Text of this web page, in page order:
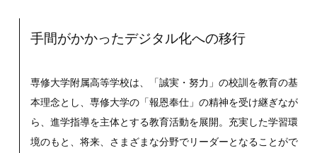
手間がかかったデジタル化への移行
専修大学附属高等学校は、「誠実・努力」の校訓を教育の基
本理念とし、専修大学の「報恩奉仕」の精神を受け継ぎなが
ら、進学指導を主体とする教育活動を展開。充実した学習環
境のもと、将来、さまざまな分野でリーダーとなることがで